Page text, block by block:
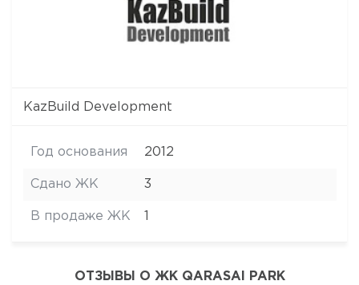
KazBuild Development
Год основания 2012
Сдано ЖК 3
В продаже ЖК
ОТЗЫВЫ О ЖК QARASAI PARK